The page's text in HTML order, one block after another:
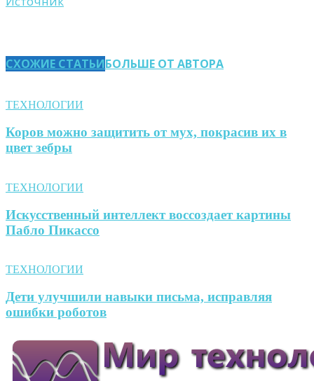
СХОЖИЕ СТАТЬИБОЛЬШЕ ОТ АВТОРА
ТЕХНОЛОГИИ
Коров можно защитить от мух, покрасив их в
цвет зебры
ТЕХНОЛОГИИ
Искусственный интеллект воссоздает картины
Пабло Пикассо
ТЕХНОЛОГИИ
Дети улучшили навыки письма, исправляя
ошибки роботов